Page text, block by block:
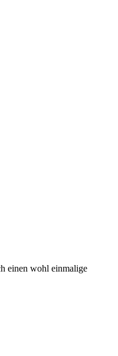
einen wohl einmalige